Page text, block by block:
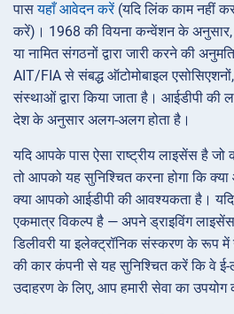
पासयहाँ आवेदन करें(यदि लिंक काम नहीं
करें)। 1968 की वियना कन्वेंशन के अनुसार,
या नामित संगठनों द्वारा जारी करने की
AIT/FIA से संबद्ध ऑटोमोबाइल
संस्थाओं द्वारा किया जाता है। आईडीपी की
देश के अनुसार अलग-अलग होता है।
यदि आपके पास ऐसा राष्ट्रीय लाइसेंस है जो
तो आपको यह सुनिश्चित करना होगा कि
क्या आपको आईडीपी की आवश्यकता है।
एकमात्र विकल्प है — अपने ड्राइविंग
डिलीवरी या इलेक्ट्रॉनिक संस्करण के रूप में
की कार कंपनी से यह सुनिश्चित करें कि वे
उदाहरण के लिए, आप हमारी सेवा का